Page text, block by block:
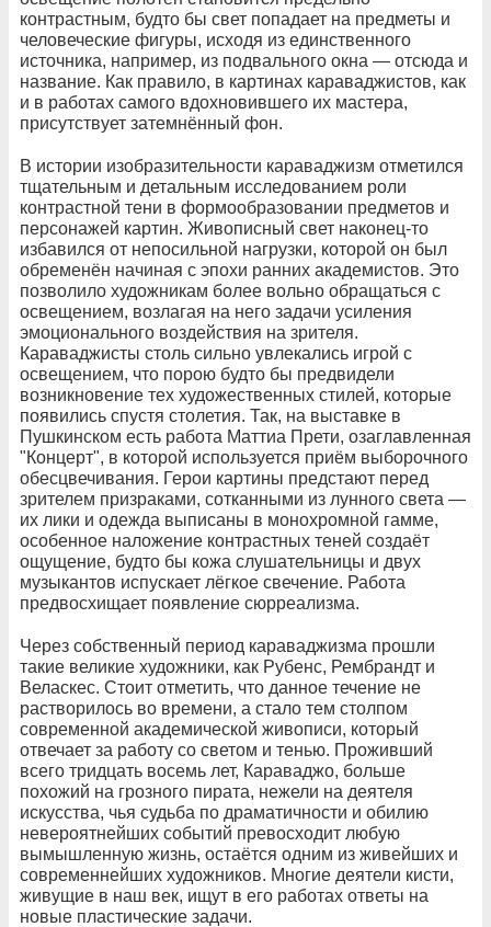
контрастным, будто бы свет попадает на предметы и
человеческие фигуры, исходя из единственного
источника, например, из подвального окна — отсюда и
название. Как правило, в картинах караваджистов, как
и в работах самого вдохновившего их мастера,
присутствует затемнённый фон.
В истории изобразительности караваджизм отметился
тщательным и детальным исследованием роли
контрастной тени в формообразовании предметов и
персонажей картин. Живописный свет наконец-то
избавился от непосильной нагрузки, которой он был
обременён начиная с эпохи ранних академистов. Это
позволило художникам более вольно обращаться с
освещением, возлагая на него задачи усиления
эмоционального воздействия на зрителя.
Караваджисты столь сильно увлекались игрой с
освещением, что порою будто бы предвидели
возникновение тех художественных стилей, которые
появились спустя столетия. Так, на выставке в
Пушкинском есть работа Маттиа Прети, озаглавленная
"Концерт", в которой используется приём выборочного
обесцвечивания. Герои картины предстают перед
зрителем призраками, сотканными из лунного света —
их лики и одежда выписаны в монохромной гамме,
особенное наложение контрастных теней создаёт
ощущение, будто бы кожа слушательницы и двух
музыкантов испускает лёгкое свечение. Работа
предвосхищает появление сюрреализма.
Через собственный период караваджизма прошли
такие великие художники, как Рубенс, Рембрандт и
Веласкес. Стоит отметить, что данное течение не
растворилось во времени, а стало тем столпом
современной академической живописи, который
отвечает за работу со светом и тенью. Проживший
всего тридцать восемь лет, Караваджо, больше
похожий на грозного пирата, нежели на деятеля
искусства, чья судьба по драматичности и обилию
невероятнейших событий превосходит любую
вымышленную жизнь, остаётся одним из живейших и
современнейших художников. Многие деятели кисти,
живущие в наш век, ищут в его работах ответы на
новые пластические задачи.